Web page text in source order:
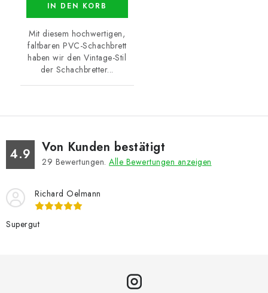
IN DEN KORB
Mit diesem hochwertigen,
faltbaren PVC-Schachbrett
haben wir den Vintage-Stil
der Schachbretter...
4.9 Von Kunden bestätigt
29 Bewertungen. Alle Bewertungen anzeigen
Richard Oelmann
Supergut